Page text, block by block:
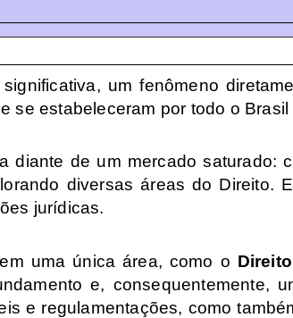
um fenômeno
se estabeleceram por todo o
de um mercado saturado:
diversas áreas do Direito.
jurídicas.
uma única área, como o
e, consequentemente,
e regulamentações, como